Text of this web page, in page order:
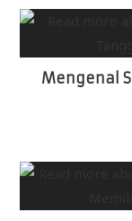
Mengenal